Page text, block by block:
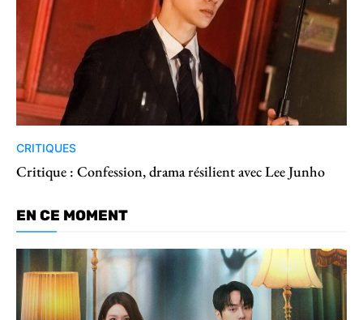
CRITIQUES
Critique : Confession, drama résilient avec Lee Junho
EN CE MOMENT